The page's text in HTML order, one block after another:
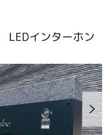
LEDインターホン